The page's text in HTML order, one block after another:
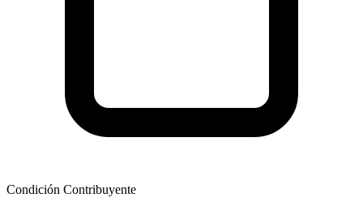
Condición Contribuyente